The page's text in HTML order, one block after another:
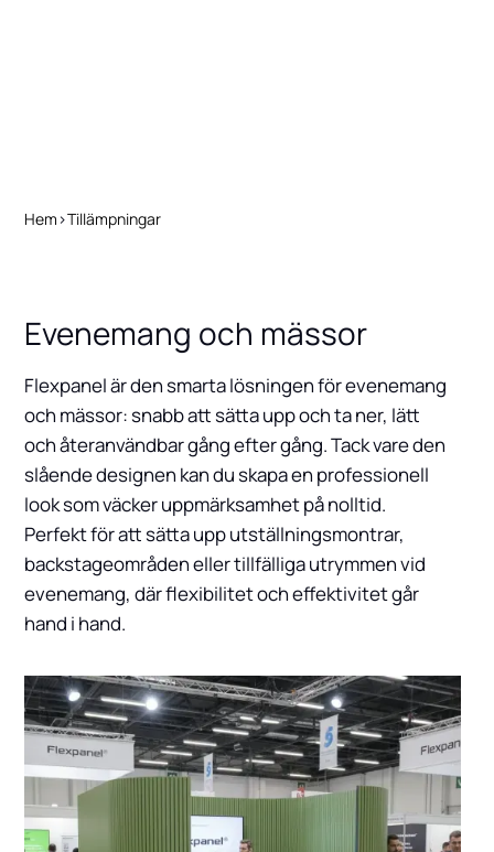
Hem >Tillämpningar
Evenemang och mässor
Flexpanel är den smarta lösningen för evenemang
och mässor: snabb att sätta upp och ta ner, lätt
och återanvändbar gång efter gång. Tack vare den
slående designen kan du skapa en professionell
look som väcker uppmärksamhet på nolltid.
Perfekt för att sätta upp utställningsmontrar,
backstageområden eller tillfälliga utrymmen vid
evenemang, där flexibilitet och effektivitet går
hand i hand.